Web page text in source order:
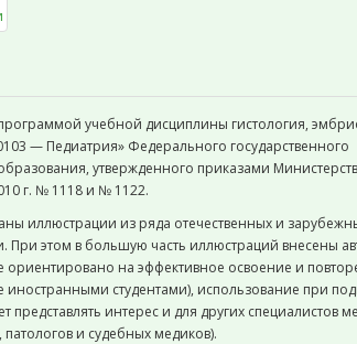
учебной дисциплины гистология,
— Педиатрия» Федерального государственного
утвержденного приказами
г. № 1118 и № 1122.
иллюстрации из ряда отечественных и
При этом в большую часть иллюстраций внесены
на эффективное освоение и
иностранными студентами), использование при
интерес и для других специалистов
и судебных медиков).